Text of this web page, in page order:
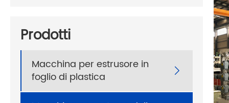
Prodotti
Macchina per estrusore in
foglio di plastica
